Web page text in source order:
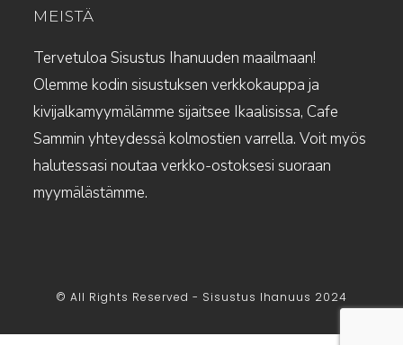
MEISTÄ
Tervetuloa Sisustus Ihanuuden maailmaan!
Olemme kodin sisustuksen verkkokauppa ja
kivijalkamyymälämme sijaitsee Ikaalisissa, Cafe
Sammin yhteydessä kolmostien varrella. Voit myös
halutessasi noutaa verkko-ostoksesi suoraan
myymälästämme.
© All Rights Reserved - Sisustus Ihanuus 2024